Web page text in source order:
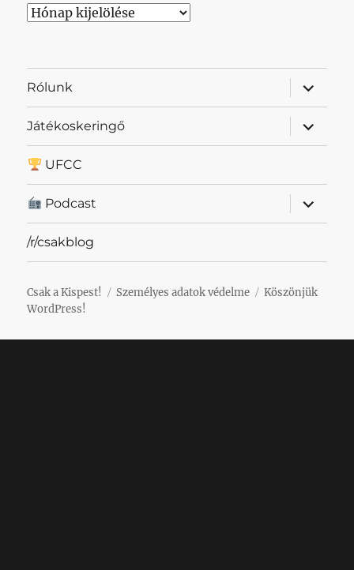
Archívum
Rólunk
almenü
Játékoskeringő
almenü
UFCC
Podcast
almenü
/r/csakblog
Csak a Kispest! Személyes adatok védelme
Köszönjük
WordPress!